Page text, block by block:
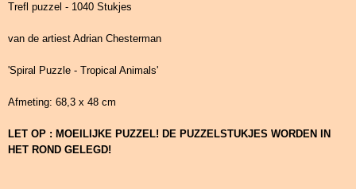
Trefl puzzel - 1040 Stukjes
van de artiest Adrian Chesterman
'Spiral Puzzle - Tropical Animals'
Afmeting: 68,3 x 48 cm
LET OP : MOEILIJKE PUZZEL! DE PUZZELSTUKJES WORDEN IN
HET ROND GELEGD!